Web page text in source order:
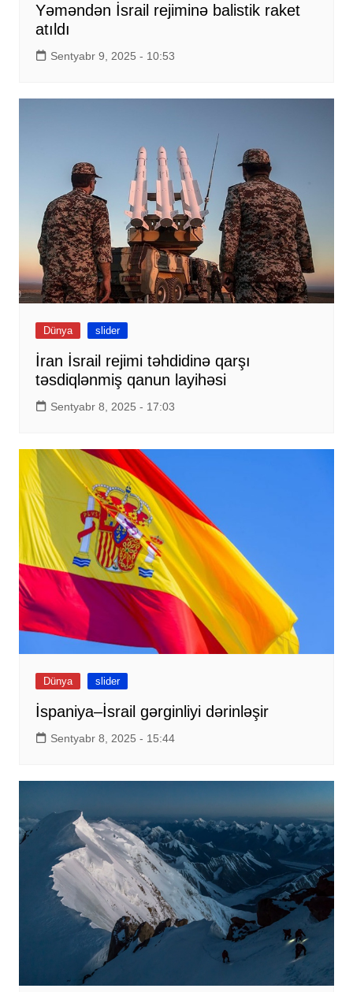
Yəməndən İsrail rejiminə balistik raket
atıldı
Sentyabr 9, 2025 - 10:53
Dünya slider
İran İsrail rejimi təhdidinə qarşı
təsdiqlənmiş qanun layihəsi
Sentyabr 8, 2025 - 17:03
Dünya slider
İspaniya–İsrail gərginliyi dərinləşir
Sentyabr 8, 2025 - 15:44